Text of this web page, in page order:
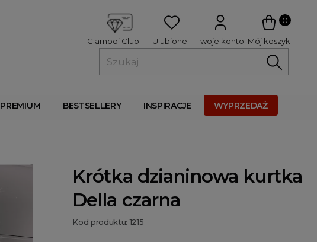
0
Mój koszyk
Twoje konto
Ulubione
Clamodi Club
PREMIUM BESTSELLERY INSPIRACJE WYPRZEDAŻ
Krótka dzianinowa kurtka
Della czarna
Kod produktu: 1215